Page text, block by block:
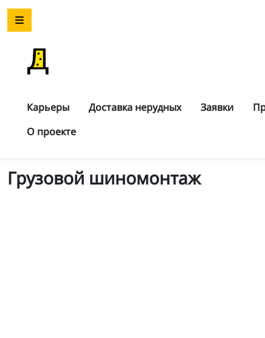
Карьеры Доставка нерудных Заявки
О проекте
Грузовой шиномонтаж